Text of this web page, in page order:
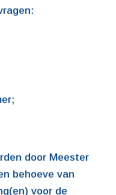
door Meester
behoeve van
voor de